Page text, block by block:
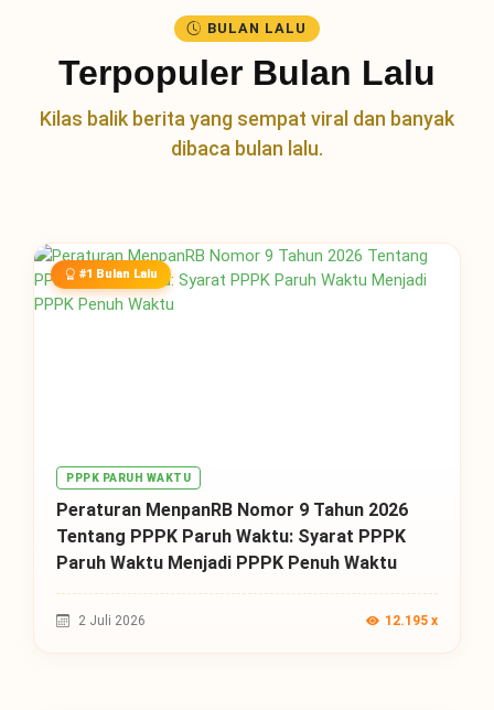
BULAN LALU
Terpopuler Bulan Lalu
Kilas balik berita yang sempat viral dan banyak
dibaca bulan lalu.
#1 Bulan Lalu
PPPK PARUH WAKTU
Peraturan MenpanRB Nomor 9 Tahun 2026
Tentang PPPK Paruh Waktu: Syarat PPPK
Paruh Waktu Menjadi PPPK Penuh Waktu
2 Juli 2026 12.195 x